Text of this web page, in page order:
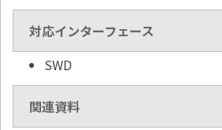
対応インターフェース
SWD
関連資料